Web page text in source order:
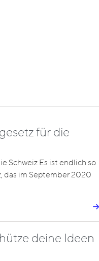
für die
Schweiz Es ist endlich so
das im September 2020
deine Ideen